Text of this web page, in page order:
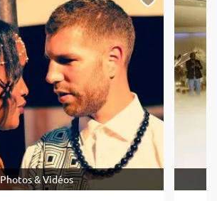
Photos & Vidéos